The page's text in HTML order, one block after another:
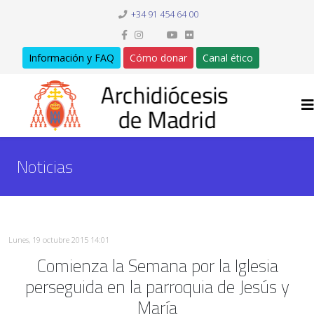
+34 91 454 64 00
Información y FAQ Cómo donar Canal ético
Noticias
Lunes, 19 octubre 2015 14:01
Comienza la Semana por la Iglesia
perseguida en la parroquia de Jesús y
María